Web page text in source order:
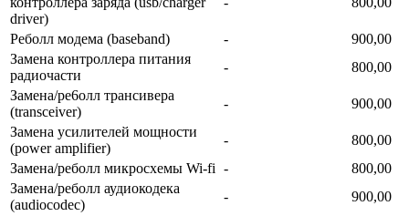
driver)
Реболл модема (baseband) -
900,00
Замена контроллера питания
радиочасти
-
800,00
Замена/ре6олл трансивера
(transceiver)
-
900,00
Замена усилителей мощности
(power amplifier)
-
800,00
Замена/реболл микросхемы Wi-fi -
800,00
Замена/реболл аудиокодека
(audiocodec)
-
900,00